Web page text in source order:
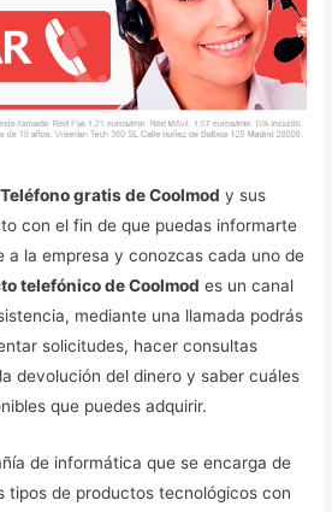
Teléfono gratis de Coolmod y sus
con el fin de que puedas informarte
a la empresa y conozcas cada uno de
telefónico de Coolmod es un canal
mediante una llamada podrás
solicitudes, hacer consultas
devolución del dinero y saber cuáles
que puedes adquirir.
de informática que se encarga de
tipos de productos tecnológicos con